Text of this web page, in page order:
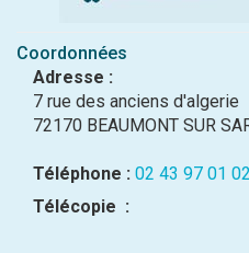
Coordonnées
Adresse :
7 rue des anciens d'algerie
72170 BEAUMONT SUR
Téléphone : 02 43 97 01 02
Télécopie :